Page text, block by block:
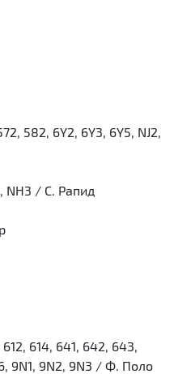
582, 6Y2, 6Y3, 6Y5, NJ2,
NH3 / С. Рапид
614, 641, 642, 643,
9N1, 9N2, 9N3 / Ф. Поло